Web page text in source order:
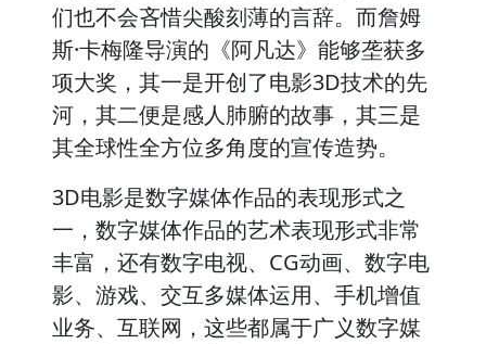
们也不会吝惜尖酸刻薄的言辞。而詹姆
斯·卡梅隆导演的《阿凡达》能够垄获多
项大奖，其一是开创了电影3D技术的先
河，其二便是感人肺腑的故事，其三是
其全球性全方位多角度的宣传造势。
3D电影是数字媒体作品的表现形式之
一，数字媒体作品的艺术表现形式非常
丰富，还有数字电视、CG动画、数字电
影、游戏、交互多媒体运用、手机增值
业务、互联网，这些都属于广义数字媒